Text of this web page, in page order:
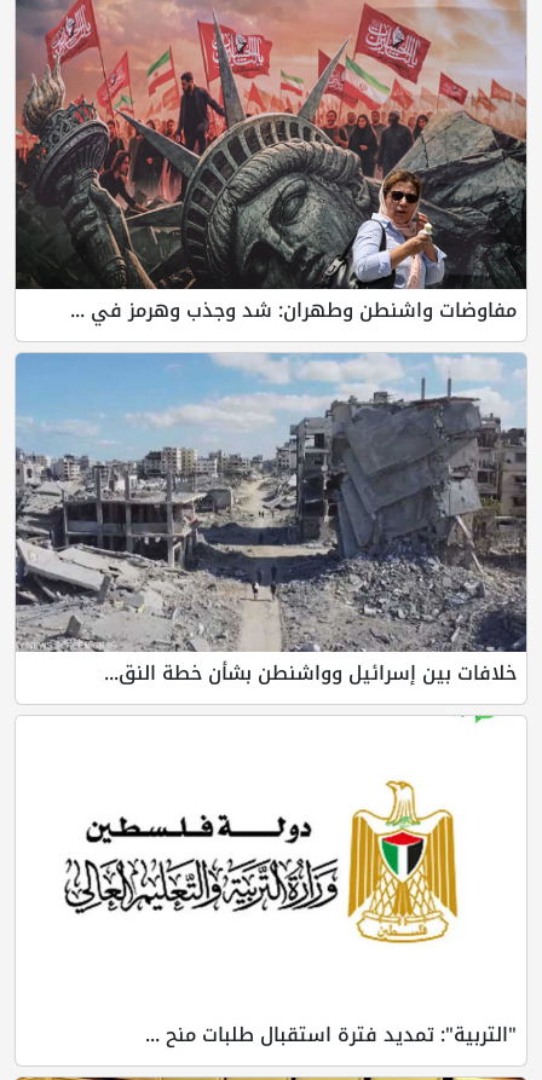
مفاوضات واشنطن وطهران: شد وجذب وهرمز في ...
خلافات بين إسرائيل وواشنطن بشأن خطة النق...
"التربية": تمديد فترة استقبال طلبات منح ...